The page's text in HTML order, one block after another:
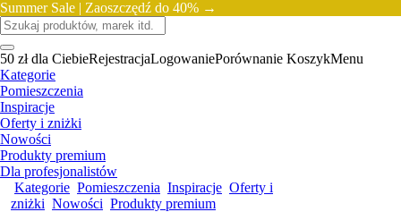
Summer Sale | Zaoszczędź do 40% →
50 zł dla CiebieRejestracjaLogowaniePorównanie KoszykMenu
Kategorie
Pomieszczenia
Inspiracje
Oferty i zniżki
Nowości
Produkty premium
Dla profesjonalistów
Kategorie Pomieszczenia Inspiracje Oferty i
zniżki Nowości Produkty premium